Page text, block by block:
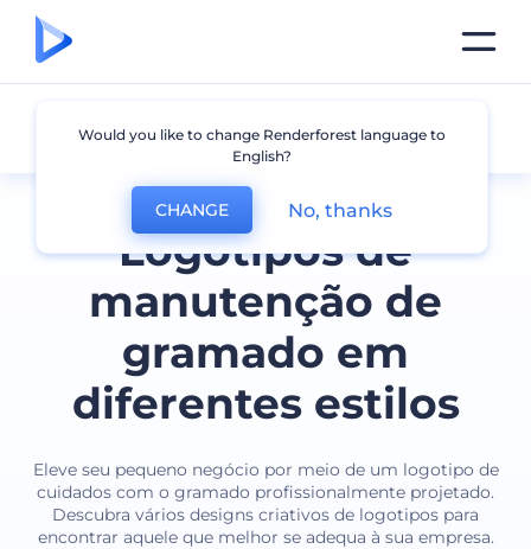
Logotipos de
manutenção de
gramado em
diferentes estilos
Eleve seu pequeno negócio por meio de um logotipo de
cuidados com o gramado profissionalmente projetado.
Descubra vários designs criativos de logotipos para
encontrar aquele que melhor se adequa à sua empresa.
Manutenção de Gramados
Would you like to change Renderforest language to
English?
CHANGE No, thanks